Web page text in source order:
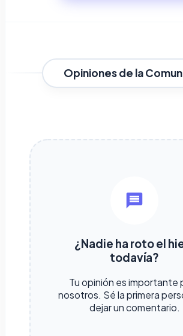
Opiniones de la
¿Nadie ha roto el
todavía?
Tu opinión es importante
nosotros. Sé la primera
dejar un comentario.